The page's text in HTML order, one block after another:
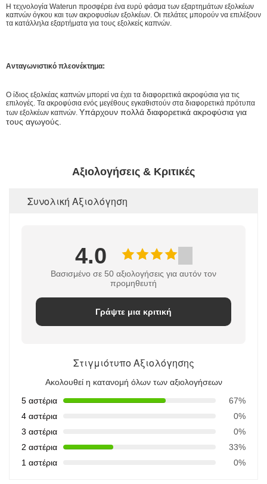
Η τεχνολογία Waterun προσφέρει ένα ευρύ φάσμα των εξαρτημάτων εξολκέων
καπνών όγκου και των ακροφυσίων εξολκέων. Οι πελάτες μπορούν να επιλέξουν
τα κατάλληλα εξαρτήματα για τους εξολκείς καπνών.
Ανταγωνιστικό πλεονέκτημα:
Ο ίδιος εξολκέας καπνών μπορεί να έχει τα διαφορετικά ακροφύσια για τις
επιλογές. Τα ακροφύσια ενός μεγέθους εγκαθιστούν στα διαφορετικά πρότυπα
των εξολκέων καπνών. Υπάρχουν πολλά διαφορετικά ακροφύσια για
τους αγωγούς.
Αξιολογήσεις & Κριτικές
Συνολική Αξιολόγηση
4.0
Βασισμένο σε 50 αξιολογήσεις για αυτόν τον
προμηθευτή
Γράψτε μια κριτική
Στιγμιότυπο Αξιολόγησης
Ακολουθεί η κατανομή όλων των αξιολογήσεων
5 αστέρια
67%
4 αστέρια
0%
3 αστέρια
0%
2 αστέρια
33%
1 αστέρια
0%